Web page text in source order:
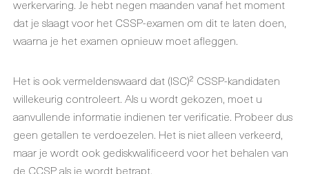
werkervaring. Je hebt negen maanden vanaf het moment
dat je slaagt voor het CSSP-examen om dit te laten doen,
waarna je het examen opnieuw moet afleggen.
Het is ook vermeldenswaard dat (ISC)² CSSP-kandidaten
willekeurig controleert. Als u wordt gekozen, moet u
aanvullende informatie indienen ter verificatie. Probeer dus
geen getallen te verdoezelen. Het is niet alleen verkeerd,
maar je wordt ook gediskwalificeerd voor het behalen van
de CCSP als je wordt betrapt.